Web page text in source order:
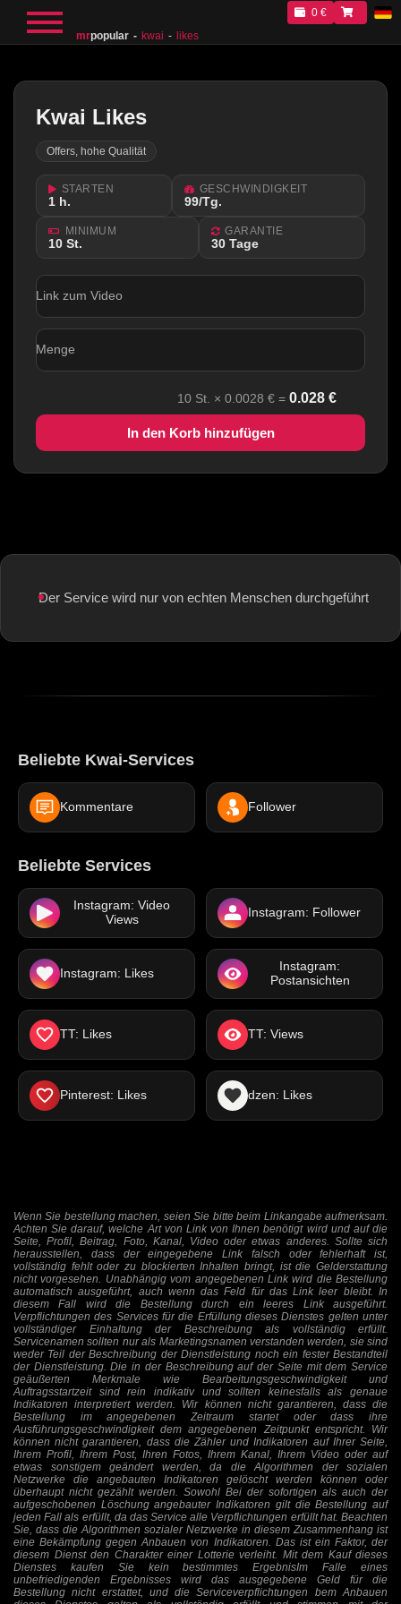
mrpopular kwai likes
0 €
Kwai Likes
Offers, hohe Qualität
STARTEN
1 h.
GESCHWINDIGKEIT
99/Tg.
MINIMUM
10 St.
GARANTIE
30 Tage
Link zum Video
Menge
10 St. × 0.0028 € = 0.028 €
In den Korb hinzufügen
Der Service wird nur von echten Menschen durchgeführt
Beliebte Kwai-Services
Kommentare Follower
Beliebte Services
Instagram: Video
Views
Instagram: Follower
Instagram: Likes
Instagram:
Postansichten
TT: Likes TT: Views
Pinterest: Likes dzen: Likes
Wenn Sie bestellung machen, seien Sie bitte beim Linkangabe aufmerksam.
Achten Sie darauf, welche Art von Link von Ihnen benötigt wird und auf die
Seite, Profil, Beitrag, Foto, Kanal, Video oder etwas anderes. Sollte sich
herausstellen, dass der eingegebene Link falsch oder fehlerhaft ist,
vollständig fehlt oder zu blockierten Inhalten bringt, ist die Gelderstattung
nicht vorgesehen. Unabhängig vom angegebenen Link wird die Bestellung
automatisch ausgeführt, auch wenn das Feld für das Link leer bleibt. In
diesem Fall wird die Bestellung durch ein leeres Link ausgeführt.
Verpflichtungen des Services für die Erfüllung dieses Dienstes gelten unter
vollständiger Einhaltung der Beschreibung als vollständig erfüllt.
Servicenamen sollten nur als Marketingsnamen verstanden werden, sie sind
weder Teil der Beschreibung der Dienstleistung noch ein fester Bestandteil
der Dienstleistung. Die in der Beschreibung auf der Seite mit dem Service
geäußerten Merkmale wie Bearbeitungsgeschwindigkeit und
Auftragsstartzeit sind rein indikativ und sollten keinesfalls als genaue
Indikatoren interpretiert werden. Wir können nicht garantieren, dass die
Bestellung im angegebenen Zeitraum startet oder dass ihre
Ausführungsgeschwindigkeit dem angegebenen Zeitpunkt entspricht. Wir
können nicht garantieren, dass die Zähler und Indikatoren auf Ihrer Seite,
Ihrem Profil, Ihrem Post, Ihren Fotos, Ihrem Kanal, Ihrem Video oder auf
etwas sonstigem geändert werden, da die Algorithmen der sozialen
Netzwerke die angebauten Indikatoren gelöscht werden können oder
überhaupt nicht gezählt werden. Sowohl Bei der sofortigen als auch der
aufgeschobenen Löschung angebauter Indikatoren gilt die Bestellung auf
jeden Fall als erfüllt, da das Service alle Verpflichtungen erfüllt hat. Beachten
Sie, dass die Algorithmen sozialer Netzwerke in diesem Zusammenhang ist
eine Bekämpfung gegen Anbauen von Indikatoren. Das ist ein Faktor, der
diesem Dienst den Charakter einer Lotterie verleiht. Mit dem Kauf dieses
Dienstes kaufen Sie kein bestimmtes ErgebnisIm Falle eines
unbefriedigenden Ergebnisses wird das ausgegebene Geld für die
Bestellung nicht erstattet, und die Serviceverpflichtungen bem Anbauen